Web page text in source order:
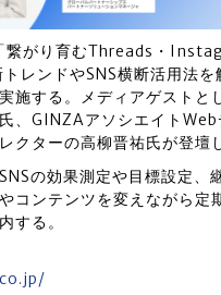
繋がり育むThreads・
レンドやSNS横断活用法を
施する。メディアゲスト
、GINZAアソシエイト
クターの高柳晋祐氏が登壇
の効果測定や目標設定
コンテンツを変えながら
する。